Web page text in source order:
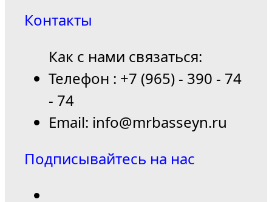
Контакты
Как с нами связаться:
Телефон : +7 (965) - 390 - 74
- 74
Email: info@mrbasseyn.ru
Подписывайтесь на нас